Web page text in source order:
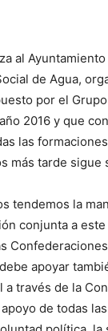
al
de Agua,
por el
2016 y que
las
más tarde sigue
tendemos la
conjunta a
apoyar
a través de la
de todas